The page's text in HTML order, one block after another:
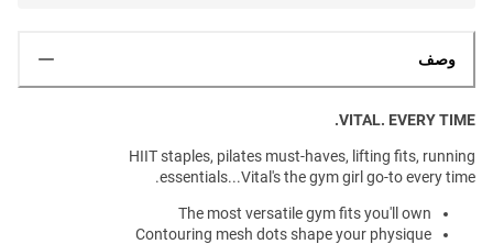
وصف
VITAL. EVERY TIME.
HIIT staples, pilates must-haves, lifting fits, running
essentials...Vital's the gym girl go-to every time.
The most versatile gym fits you'll own
Contouring mesh dots shape your physique